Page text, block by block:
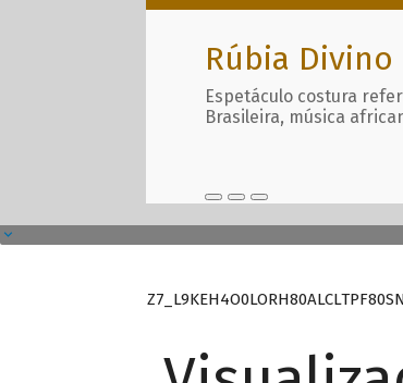
Rúbia Divino
Espetáculo costura
Brasileira, música